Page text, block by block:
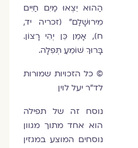
הַהוּא יֵצְאוּ מַיִם חַיִּים
מִירוּשָׁלִַם" (זכריה יד,
ח), אָמֵן כֵּן יְהִי רָצוֹן.
בָּרוּךְ שׁוֹמֵעַ תְּפִלָּה.
© כל הזכויות שמורות
לד"ר יעל לוין
נוסח זה של תפילה
הוא אחד מתוך מגוון
נוסחים המוצע במגזין